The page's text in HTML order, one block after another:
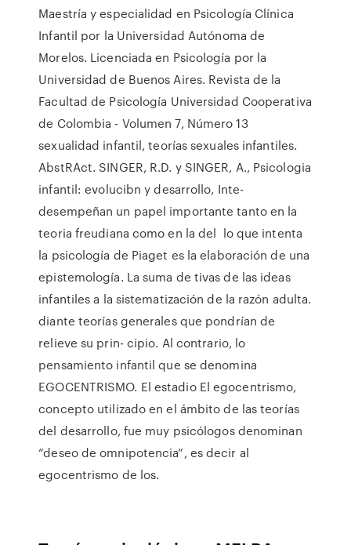
Maestría y especialidad en Psicología Clínica
Infantil por la Universidad Autónoma de
Morelos. Licenciada en Psicología por la
Universidad de Buenos Aires. Revista de la
Facultad de Psicología Universidad Cooperativa
de Colombia - Volumen 7, Número 13
sexualidad infantil, teorías sexuales infantiles.
AbstRAct. SINGER, R.D. y SINGER, A., Psicologia
infantil: evolucibn y desarrollo, Inte-
desempeñan un papel importante tanto en la
teoria freudiana como en la del lo que intenta
la psicología de Piaget es la elaboración de una
epistemología. La suma de tivas de las ideas
infantiles a la sistematización de la razón adulta.
diante teorías generales que pondrían de
relieve su prin- cipio. Al contrario, lo
pensamiento infantil que se denomina
EGOCENTRISMO. El estadio El egocentrismo,
concepto utilizado en el ámbito de las teorías
del desarrollo, fue muy psicólogos denominan
“deseo de omnipotencia”, es decir al
egocentrismo de los.